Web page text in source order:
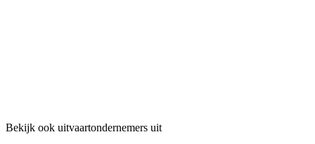
Bekijk ook uitvaartondernemers uit